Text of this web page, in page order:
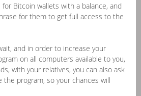
Bitcoin wallets with a balance, and
for them to get full access to the
and in order to increase your
on all computers available to you,
with your relatives, you can also ask
the program, so your chances will